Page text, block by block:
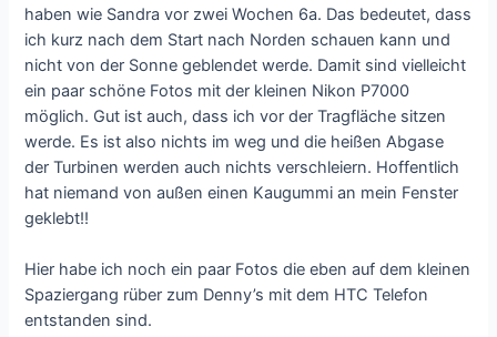
haben wie Sandra vor zwei Wochen 6a. Das bedeutet, dass
ich kurz nach dem Start nach Norden schauen kann und
nicht von der Sonne geblendet werde. Damit sind vielleicht
ein paar schöne Fotos mit der kleinen Nikon P7000
möglich. Gut ist auch, dass ich vor der Tragfläche sitzen
werde. Es ist also nichts im weg und die heißen Abgase
der Turbinen werden auch nichts verschleiern. Hoffentlich
hat niemand von außen einen Kaugummi an mein Fenster
geklebt!!
Hier habe ich noch ein paar Fotos die eben auf dem kleinen
Spaziergang rüber zum Denny’s mit dem HTC Telefon
entstanden sind.